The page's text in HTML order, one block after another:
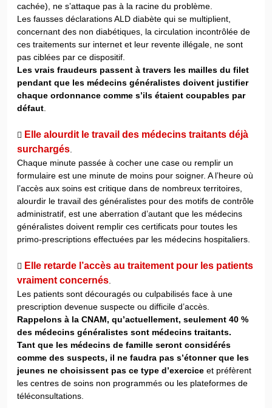
cachée), ne s’attaque pas à la racine du problème.
Les fausses déclarations ALD diabète qui se multiplient,
concernant des non diabétiques, la circulation incontrôlée de
ces traitements sur internet et leur revente illégale, ne sont
pas ciblées par ce dispositif.
Les vrais fraudeurs passent à travers les mailles du filet
pendant que les médecins généralistes doivent justifier
chaque ordonnance comme s’ils étaient coupables par
défaut
 Elle alourdit le travail des médecins traitants déjà
surchargés
Chaque minute passée à cocher une case ou remplir un
formulaire est une minute de moins pour soigner. A l’heure où
l’accès aux soins est critique dans de nombreux territoires,
alourdir le travail des généralistes pour des motifs de contrôle
administratif, est une aberration d’autant que les médecins
généralistes doivent remplir ces certificats pour toutes les
primo-prescriptions effectuées par les médecins hospitaliers.
 Elle retarde l’accès au traitement pour les patients
vraiment concernés
Les patients sont découragés ou culpabilisés face à une
prescription devenue suspecte ou difficile d’accès.
Rappelons à la CNAM, qu’actuellement, seulement 40 %
des médecins généralistes sont médecins traitants.
Tant que les médecins de famille seront considérés
comme des suspects, il ne faudra pas s’étonner que les
jeunes ne choisissent pas ce type d’exercice et préfèrent
les centres de soins non programmés ou les plateformes de
téléconsultations.